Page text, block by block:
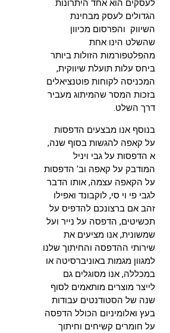
לעסקים הוא אחד היתרונות
הגדולים לעסק מבחינת
השיווק והפרסום מכיוון
שהשלט הינו אחת
מהפלטפורמות הזולות ביותר
ביחס עלות תועלת שיווקית,
המכניסה לקוחות פוטנציאלים
בזכות המסר שהמיתוג מעביר
דרך השלט.
בנוסף אנו מבצעים הדפסות
על קאפה להגשות בסוף שנה,
א הדפסות על גבי ויניל
המודבק על קאפה וב' הדפסות
על הקאפה עצמה, אותו הדבר
לגבי פי וי סי, לוקבונד ואפילו
זהב אם ברצונכם להדפיס על
תכשיטים, הדפסה על נייר ועל
שמשונית, אנו מציעים את
שירותי ההדפסה והחיתוך שלנו
למגוון מגמות באוניברסיטה או
במכללה, אנו מסוגלים גם
לייצר מוצרים מותאמים לסוף
שנה של הסטודנטים עבודות
בעץ ואלומיניום הכולל הדפסה
על חומרים קשיחים וחיתוך